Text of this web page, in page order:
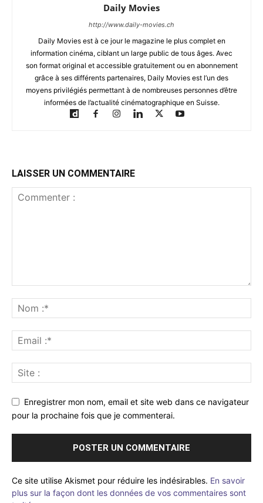
Daily Movies
http://www.daily-movies.ch
Daily Movies est à ce jour le magazine le plus complet en
information cinéma, ciblant un large public de tous âges. Avec
son format original et accessible gratuitement ou en abonnement
grâce à ses différents partenaires, Daily Movies est l’un des
moyens privilégiés permettant à de nombreuses personnes d’être
informées de l’actualité cinématographique en Suisse.
LAISSER UN COMMENTAIRE
Enregistrer mon nom, email et site web dans ce navigateur
pour la prochaine fois que je commenterai.
Ce site utilise Akismet pour réduire les indésirables. En savoir
plus sur la façon dont les données de vos commentaires sont